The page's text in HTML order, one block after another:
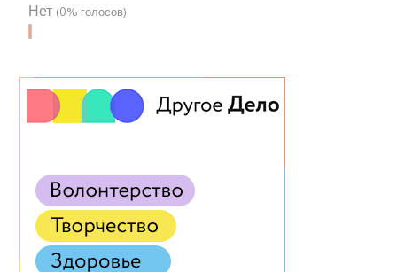
Нет (0% голосов)